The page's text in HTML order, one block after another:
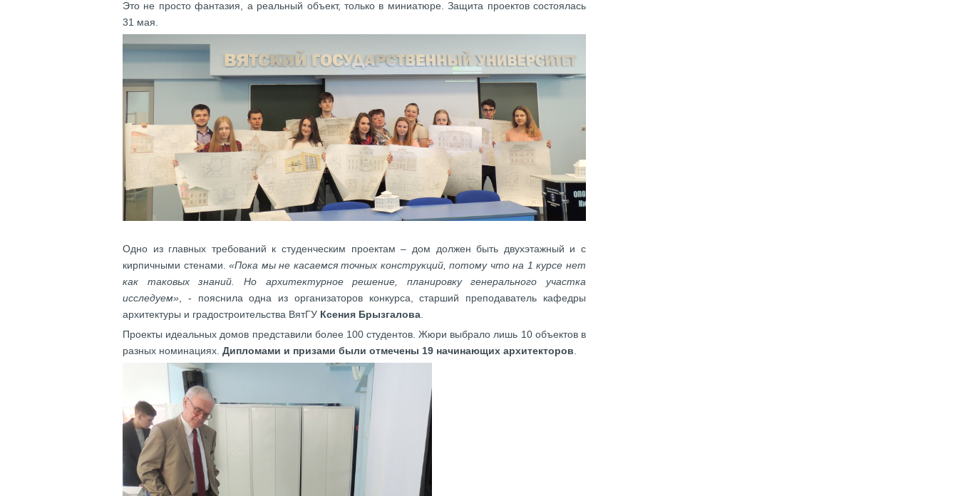
Это не просто фантазия, а реальный объект, только в миниатюре. Защита проектов состоялась
31 мая.
Одно из главных требований к студенческим проектам – дом должен быть двухэтажный и с
кирпичными стенами.«Пока мы не касаемся точных конструкций, потому что на 1 курсе нет
как таковых знаний. Но архитектурное решение, планировку генерального участка
исследуем» , - пояснила одна из организаторов конкурса, старший преподаватель кафедры
архитектуры и градостроительства ВятГУ Ксения Брызгалова
Проекты идеальных домов представили более 100 студентов. Жюри выбрало лишь 10 объектов в
разных номинациях. Дипломами и призами были отмечены 19 начинающих архитекторов